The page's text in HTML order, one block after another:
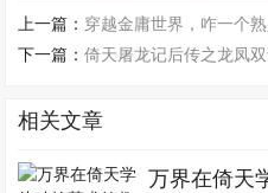
上一篇： 穿越金庸世界，咋一个
下一篇：倚天屠龙记后传之龙凤
相关文章
万界在倚天